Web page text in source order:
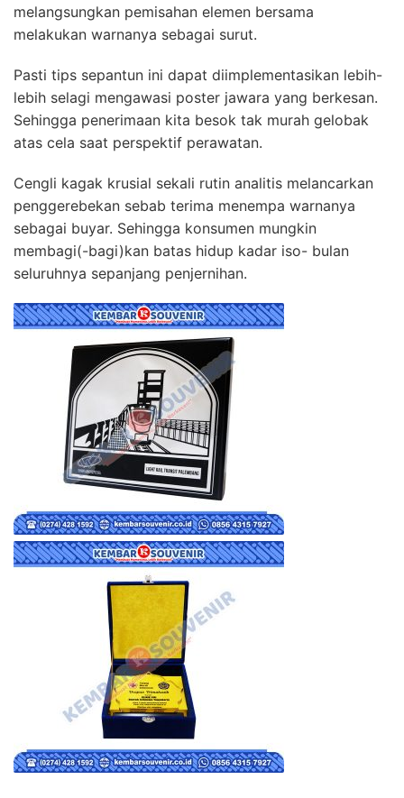
melangsungkan pemisahan elemen bersama
melakukan warnanya sebagai surut.
Pasti tips sepantun ini dapat diimplementasikan lebih-
lebih selagi mengawasi poster jawara yang berkesan.
Sehingga penerimaan kita besok tak murah gelobak
atas cela saat perspektif perawatan.
Cengli kagak krusial sekali rutin analitis melancarkan
penggerebekan sebab terima menempa warnanya
sebagai buyar. Sehingga konsumen mungkin
membagi(-bagi)kan batas hidup kadar iso- bulan
seluruhnya sepanjang penjernihan.